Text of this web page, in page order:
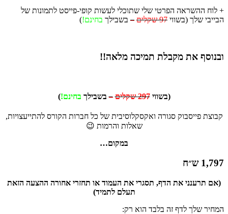
+ לוח ההשראה הפרטי שלי שתוכלי לעשות קופי-פייסט לתמונות של
הבייבי שלך (בשווי 97 שקלים – בשבילך בחינם!)
ובנוסף את מקבלת תמיכה מלאה!!
(בשווי297 שקלים –בשבילך בחינם!)
קבוצת פייסבוק סגורה ואקסקלוסיבית של כל חברות הקורס להתייעצויות,
שאלות והרמות 😉
במקום…
1,797 ש״ח
(אם תרענני את הדף, תסגרי את העמוד או תחזרי אחורה ההצעה הזאת
תעלם לתמיד)
המחיר שלך לדף זה בלבד הוא רק: